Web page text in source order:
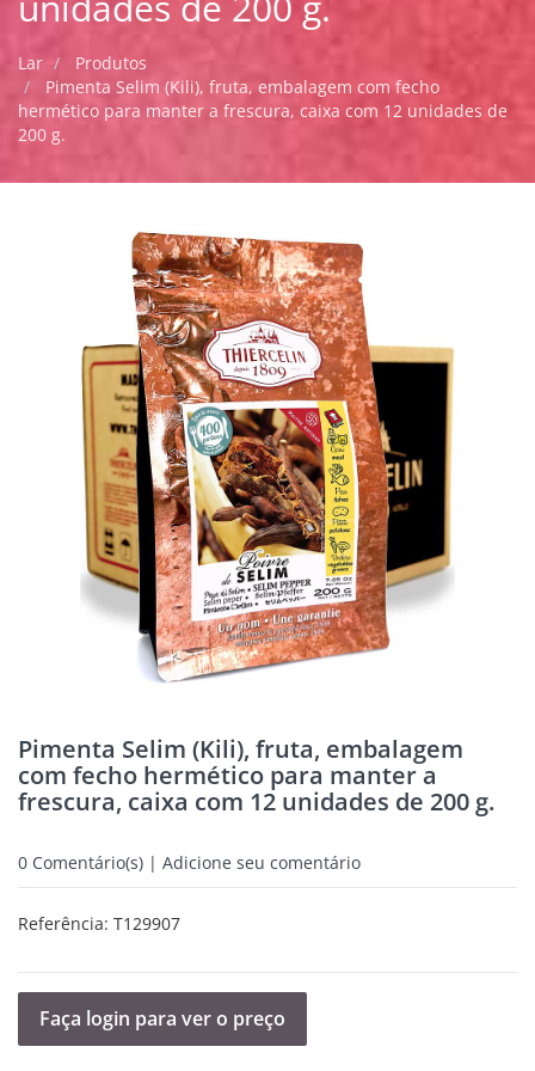
Lar
Produtos
Pimenta Selim (Kili), fruta, embalagem com fecho
hermético para manter a frescura, caixa com 12 unidades de
200 g.
Pimenta Selim (Kili), fruta, embalagem
com fecho hermético para manter a
frescura, caixa com 12 unidades de 200 g.
0 Comentário(s) | Adicione seu comentário
Referência: T129907
Faça login para ver o preço